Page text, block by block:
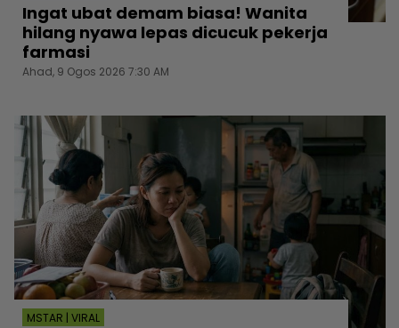
Ingat ubat demam biasa! Wanita
hilang nyawa lepas dicucuk pekerja
farmasi
Ahad, 9 Ogos 2026 7:30 AM
MSTAR | VIRAL